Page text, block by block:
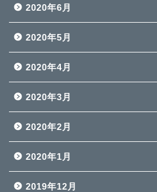
2020年6月
2020年5月
2020年4月
2020年3月
2020年2月
2020年1月
2019年12月